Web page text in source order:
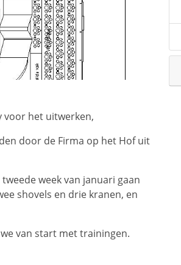
voor het uitwerken,
door de Firma op het Hof uit
week van januari gaan
shovels en drie kranen, en
van start met trainingen.